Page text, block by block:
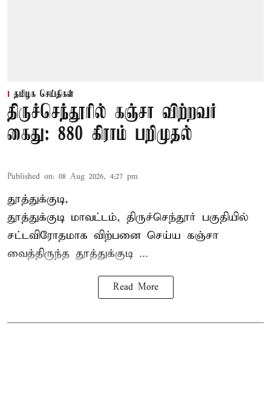
தமிழக செய்திகள்
திருச்செந்தூரில் கஞ்சா விற்றவர்
கைது: 880 கிராம் பறிமுதல்
Published on: 08 Aug 2026, 4:27 pm
தூத்துக்குடி,
தூத்துக்குடி மாவட்டம், திருச்செந்தூர் பகுதியில்
சட்டவிரோதமாக விற்பனை செய்ய கஞ்சா
வைத்திருந்த தூத்துக்குடி ...
Read More